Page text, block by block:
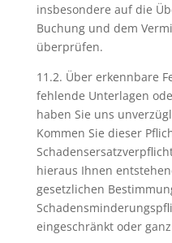
insbesondere auf die
Buchung und dem
überprüfen.
11.2. Über erkennbare
fehlende Unterlagen
haben Sie uns
Kommen Sie dieser
hieraus Ihnen
gesetzlichen
eingeschränkt oder